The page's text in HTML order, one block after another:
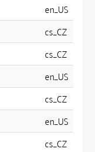
en_US
cs_CZ
cs_CZ
en_US
cs_CZ
en_US
cs_CZ